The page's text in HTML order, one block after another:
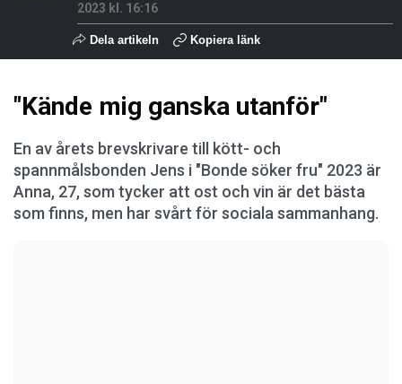
2023 kl. 16:16
Dela artikeln Kopiera länk
"Kände mig ganska utanför"
En av årets brevskrivare till kött- och
spannmålsbonden Jens i "Bonde söker fru" 2023 är
Anna, 27, som tycker att ost och vin är det bästa
som finns, men har svårt för sociala sammanhang.